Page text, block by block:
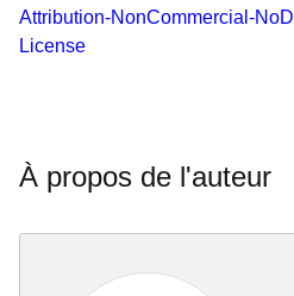
Attribution-NonCommercial-
License
À propos de l'auteur